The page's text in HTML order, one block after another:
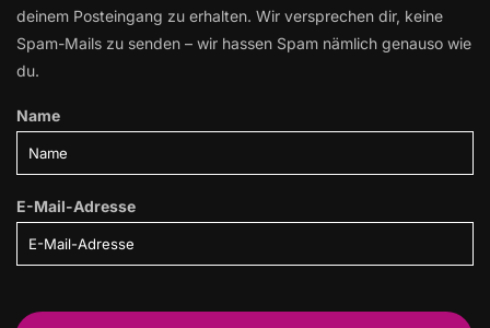
deinem Posteingang zu erhalten. Wir versprechen dir, keine
Spam-Mails zu senden – wir hassen Spam nämlich genauso wie
du.
Name
E-Mail-Adresse